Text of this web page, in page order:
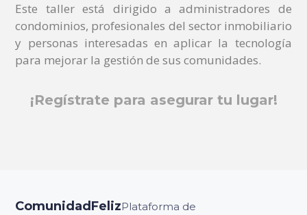
Este taller está dirigido a administradores de
condominios, profesionales del sector inmobiliario
y personas interesadas en aplicar la tecnología
para mejorar la gestión de sus comunidades.
¡Regístrate para asegurar tu lugar!
ComunidadFelizPlataforma de